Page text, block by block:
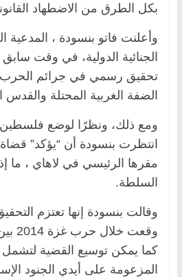
بكل الطرق من الاضطهاد
وأعلنت فاتو بنسودة ، المدعية
الجنائية الدولية، في وقت سابق
تحقيق رسمي في جرائم
الضفة الغربية المحتلة
ومع ذلك، ونظرًا لوضع
انتظرت بنسودة أن “يؤكد”
مقرها الرئيسي في لاهاي ، ما
السلطة.
وقالت بنسودة إنها تعتزم
كما يمكن توسيع القضية لتشمل
المزعومة على أيدي الجنود